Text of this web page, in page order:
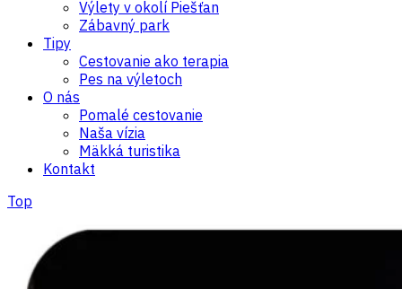
Výlety v okolí Piešťan
Zábavný park
Tipy
Cestovanie ako terapia
Pes na výletoch
O nás
Pomalé cestovanie
Naša vízia
Mäkká turistika
Kontakt
Top